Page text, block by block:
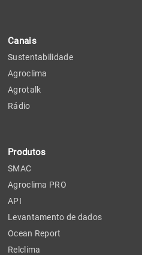
Canais
Sustentabilidade
Agroclima
Agrotalk
Rádio
Produtos
SMAC
Agroclima PRO
API
Levantamento de dados
Ocean Report
Relclima